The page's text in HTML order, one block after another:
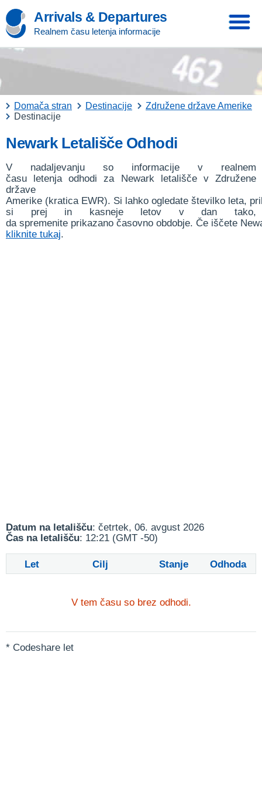
Arrivals & Departures
Realnem času letenja informacije
Domača stran Destinacije
Združene države Amerike
Destinacije
Newark Letališče Odhodi
V nadaljevanju so informacije v realnem
času letenja odhodi za Newark letališče v Združene
države
Amerike (kratica EWR). Si lahko ogledate številko leta,
si prej in kasneje letov v dan tako,
da spremenite prikazano časovno obdobje. Če iščete
kliknite tukaj.
Datum na letališču: četrtek, 06. avgust 2026
Čas na letališču: 12:21 (GMT -50)
Let Cilj Stanje Odhoda
V tem času so brez odhodi.
* Codeshare let